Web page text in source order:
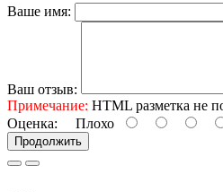
Ваше имя:
Ваш отзыв:
Примечание: HTML разметка не
Оценка: Плохо
Продолжить